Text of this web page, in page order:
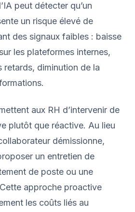
peut détecter qu’un
un risque élevé de
des signaux faibles : baisse
les plateformes internes,
retards, diminution de la
aux RH d’intervenir de
plutôt que réactive. Au lieu
démissionne,
un entretien de
de poste ou une
approche proactive
les coûts liés au